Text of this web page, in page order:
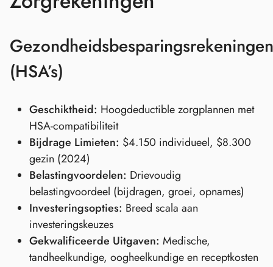
Gezondheidsbesparingsrekeningen
(HSA’s)
Geschiktheid: Hoogdeductible zorgplannen met
HSA-compatibiliteit
Bijdrage Limieten: $4.150 individueel, $8.300
gezin (2024)
Belastingvoordelen: Drievoudig
belastingvoordeel (bijdragen, groei, opnames)
Investeringsopties: Breed scala aan
investeringskeuzes
Gekwalificeerde Uitgaven: Medische,
tandheelkundige, oogheelkundige en receptkosten